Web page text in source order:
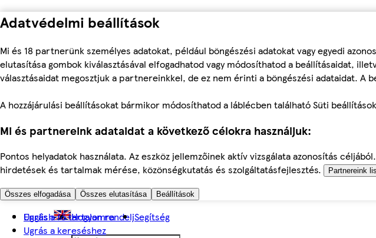
Adatvédelmi beállítások
Mi és 18 partnerünk személyes adatokat, például böngészési adatokat vagy egyedi
elutasítása gombok kiválasztásával elfogadhatod vagy módosíthatod a beállításaidat,
választásaidat megosztjuk a partnereinkkel, de ez nem érinti a böngészési adataidat. A
A hozzájárulási beállításokat bármikor módosíthatod a láblécben található Süti
Mi és partnereink adataidat a következő célokra használjuk:
Pontos helyadatok használata. Az eszköz jellemzőinek aktív vizsgálata azonosítás
hirdetések és tartalmak mérése, közönségkutatás és szolgáltatásfejlesztés.
Partnereink
Összes elfogadása Összes elutasítása Beállítások
Ugrás a fő tartalomra
Ugrás a kereséshez
English Hogyan rendeljSegítség